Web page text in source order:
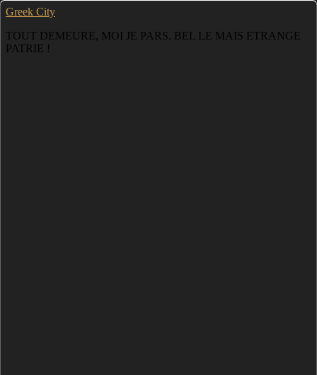
Greek City
TOUT DEMEURE, MOI JE PARS. BEL LE MAIS ETRANGE
PATRIE !